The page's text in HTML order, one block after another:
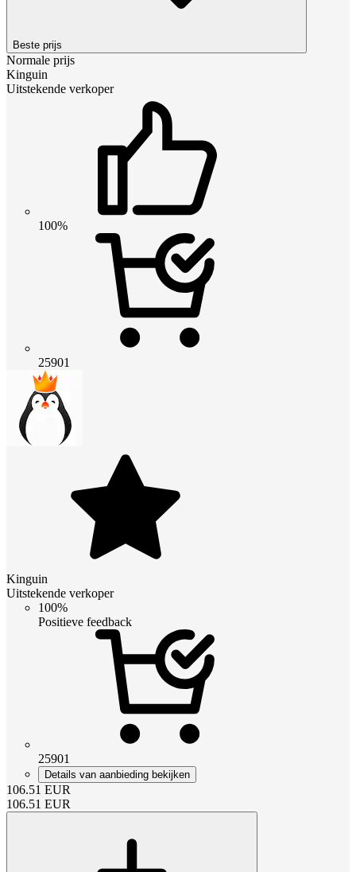
Beste prijs
Normale prijs
Kinguin
Uitstekende verkoper
100%
25901
Kinguin
Uitstekende verkoper
100%
Positieve feedback
25901
Details van aanbieding bekijken
106.51 EUR
106.51 EUR